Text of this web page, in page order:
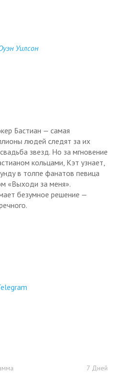
Уилсон
Бастиан — самая
людей следят за их
звезд. Но за мгновение
кольцами, Кэт узнает,
в толпе фанатов певица
«Выходи за меня».
безумное решение —
7 Дней